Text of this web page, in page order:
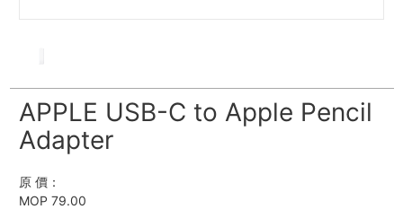
APPLE USB-C to Apple Pencil
Adapter
原 價：
MOP 79.00